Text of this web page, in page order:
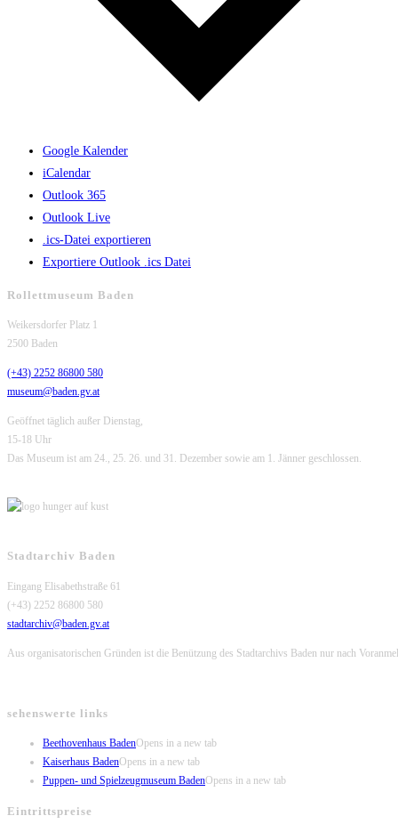
Google Kalender
iCalendar
Outlook 365
Outlook Live
.ics-Datei exportieren
Exportiere Outlook .ics Datei
Rollettmuseum Baden
Weikersdorfer Platz 1
2500 Baden
(+43) 2252 86800 580
museum@baden.gv.at
Geöffnet täglich außer Dienstag,
15-18 Uhr
Das Museum ist am 24., 25. 26. und 31. Dezember sowie am 1. Jänner geschlossen.
Stadtarchiv Baden
Eingang Elisabethstraße 61
(+43) 2252 86800 580
stadtarchiv@baden.gv.at
Aus organisatorischen Gründen ist die Benützung des Stadtarchivs Baden nur nach
sehenswerte links
Beethovenhaus BadenOpens in a new tab
Kaiserhaus BadenOpens in a new tab
Puppen- und Spielzeugmuseum BadenOpens in a new tab
Eintrittspreise